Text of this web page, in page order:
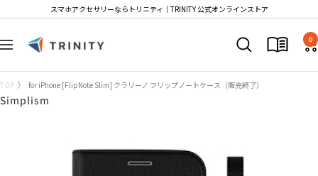
テ
ツ
へ
スマホアクセサリーならトリニティ│TRINITY 公式オンラインストア
ナ
ゲ
ー
Trinity
0
TOP for iPhone [FlipNote Slim] クラリーノ フリップノートケース（販売終了）
Simplism